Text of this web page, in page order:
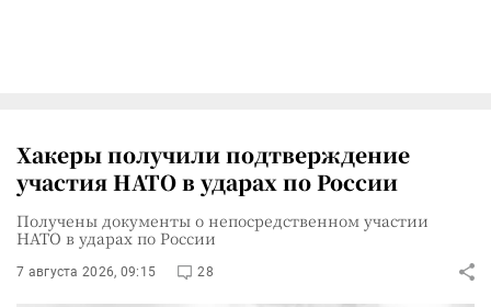
Хакеры получили подтверждение
участия НАТО в ударах по России
Получены документы о непосредственном участии
НАТО в ударах по России
7 августа 2026, 09:15 28